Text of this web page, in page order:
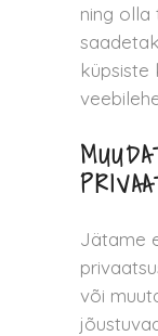
ning olla
küpsiste
Jätame
või